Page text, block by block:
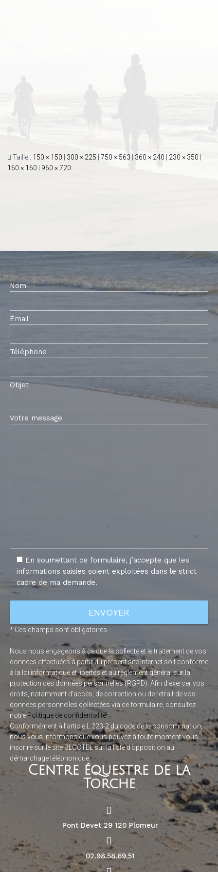
Taille : 150 × 150 | 300 × 225 | 750 × 563 | 360 × 240 | 230 × 350 |
160 × 160 | 960 × 720
Centre équestre de la
Torche
Pont Devet 29 120 Plomeur
02.98.58.69.51
Nom
Email
Téléphone
Objet
Votre message
En soumettant ce formulaire, j’accepte que les
informations saisies soient exploitées dans le strict
cadre de ma demande.
* Ces champs sont obligatoires
Nous nous engageons à ce que la collecte et le traitement de vos
données effectuées à partir du présent site internet soit conforme
à la loi informatique et libertés et au règlement général sur la
protection des données personnelles (RGPD). Afin d’exercer vos
droits, notamment d’accès, de correction ou de retrait de vos
données personnelles collectées via ce formulaire, consultez
notre Politique de confidentialité.
Conformément à l’article L 223-2 du code de la consommation,
nous vous informons que vous pouvez à toute moment vous
inscrire sur le site BLOCTEL sur la liste d’opposition au
démarchage téléphonique.